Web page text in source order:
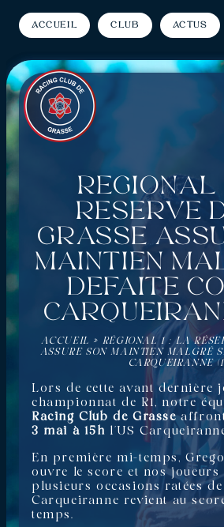
Accueil Club Actus
Régional
réserve
Grasse
maintien
défaite
ACCUEIL » RÉGIONAL 1 : LA
ASSURE SON MAINTIEN MALGRÉ
CARQUEIRANNE
Lors de cette avant dernière
championnat de R1, notre
Racing Club de Grasse
3 mai à 15h l’US
En première mi-temps,
ouvre le score et nos joueurs
plusieurs occasions ratées de
Carqueiranne revient au
temps.